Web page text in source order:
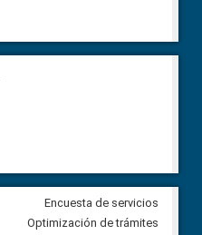
Veeduría para vigilar los
derivados de la Audiencia
Encuesta de servicios
Optimización de trámites